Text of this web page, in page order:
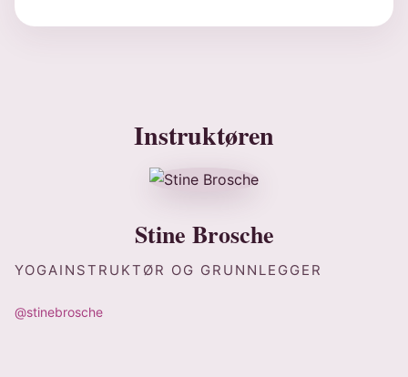
Instruktøren
Stine Brosche
YOGAINSTRUKTØR OG GRUNNLEGGER
@stinebrosche